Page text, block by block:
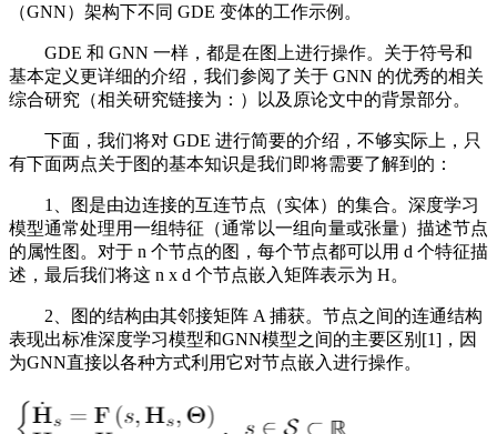
（GNN）架构下不同 GDE 变体的工作示例。
GDE 和 GNN 一样，都是在图上进行操作。关于符号和
基本定义更详细的介绍，我们参阅了关于 GNN 的优秀的相关
综合研究（相关研究链接为：）以及原论文中的背景部分。
下面，我们将对 GDE 进行简要的介绍，不够实际上，只
有下面两点关于图的基本知识是我们即将需要了解到的：
1、图是由边连接的互连节点（实体）的集合。深度学习
模型通常处理用一组特征（通常以一组向量或张量）描述节点
的属性图。对于 n 个节点的图，每个节点都可以用 d 个特征描
述，最后我们将这 n x d 个节点嵌入矩阵表示为 H。
2、图的结构由其邻接矩阵 A 捕获。节点之间的连通结构
表现出标准深度学习模型和GNN模型之间的主要区别[1]，因
为GNN直接以各种方式利用它对节点嵌入进行操作。